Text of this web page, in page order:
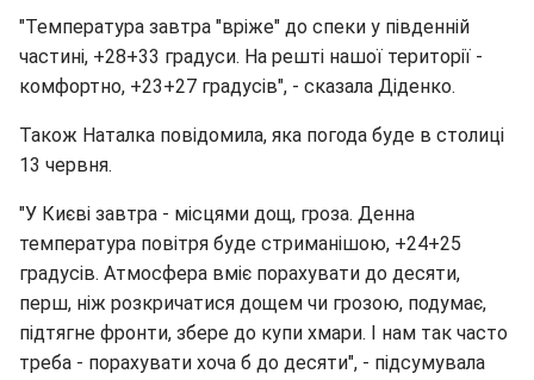
"Температура завтра "вріже" до спеки у південній
частині, +28+33 градуси. На решті нашої території -
комфортно, +23+27 градусів", - сказала Діденко.
Також Наталка повідомила, яка погода буде в столиці
13 червня.
"У Києві завтра - місцями дощ, гроза. Денна
температура повітря буде стриманішою, +24+25
градусів. Атмосфера вміє порахувати до десяти,
перш, ніж розкричатися дощем чи грозою, подумає,
підтягне фронти, збере до купи хмари. І нам так часто
треба - порахувати хоча б до десяти", - підсумувала